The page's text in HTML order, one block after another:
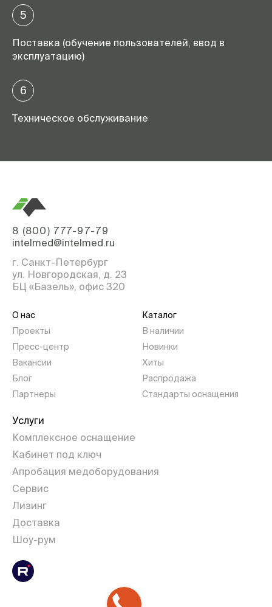
5
Поставка (обучение пользователей, ввод в
эксплуатацию)
6
Техническое обслуживание
8 (800) 777-97-79
intelmed@intelmed.ru
г. Санкт-Петербург
ул. Новгородская, д. 23
БЦ «Базель», офис 320
О нас
Проекты
Пресс-центр
Вакансии
Блог
Партнеры
Каталог
В наличии
Новинки
Хиты
Распродажа
Стандарты оснащения
Услуги
Комплексное оснащение
Кабинет под ключ
Апробация медоборудования
Сервис
Лизинг
Доставка
Шоу-рум